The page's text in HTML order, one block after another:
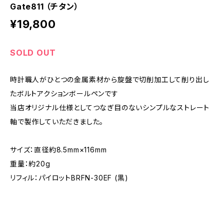
Gate811 （チタン）
¥19,800
SOLD OUT
時計職人がひとつの金属素材から旋盤で切削加工して削り出し
たボルトアクションボールペンです
当店オリジナル仕様としてつなぎ目のないシンプルなストレート
軸で製作していただきました。
サイズ：直径約8.5mm×116mm
重量：約20g
リフィル：パイロットBRFN-30EF (黒)